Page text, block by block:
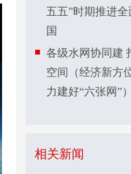
五五”时期推进
国
各级水网协同建
空间（经济新方
力建好“六张网”）
相关新闻